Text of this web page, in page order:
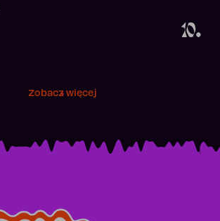
10.
Zobacz więcej